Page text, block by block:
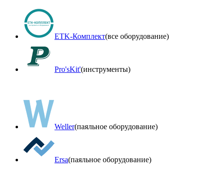
ETK-Комплект(все оборудование)
Pro'sKit'(инструменты)
Weller(паяльное оборудование)
Ersa(паяльное оборудование)